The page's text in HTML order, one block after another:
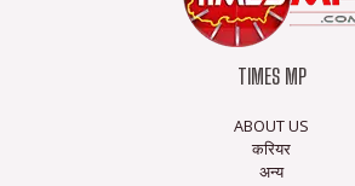
TIMES MP
ABOUT US
करियर
अन्य